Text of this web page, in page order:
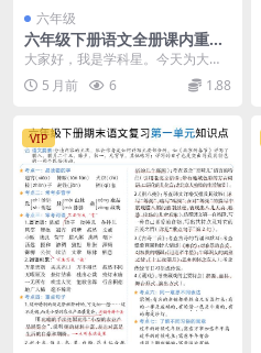
六年级
六年级下册语文全册课内重点
汇总：期末复习与小升初必背
大家好，我是学科星。今天为大家
推荐的是一份高含金量的复习资料
——六年级下册语文全...
5 月前 6 1.88
VIP